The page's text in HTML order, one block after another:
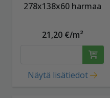
278x138x60 harmaa
21,20 €/m²
Näytä lisätiedot